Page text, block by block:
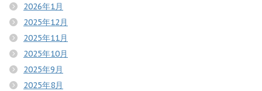
2026年1月
2025年12月
2025年11月
2025年10月
2025年9月
2025年8月